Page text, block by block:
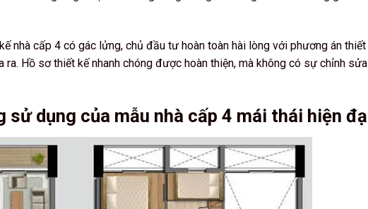
nhà cấp 4 có gác lửng, chủ đầu tư hoàn toàn hài lòng với phương án thiết
Hồ sơ thiết kế nhanh chóng được hoàn thiện, mà không có sự chỉnh sửa
sử dụng của mẫu nhà cấp 4 mái thái hiện